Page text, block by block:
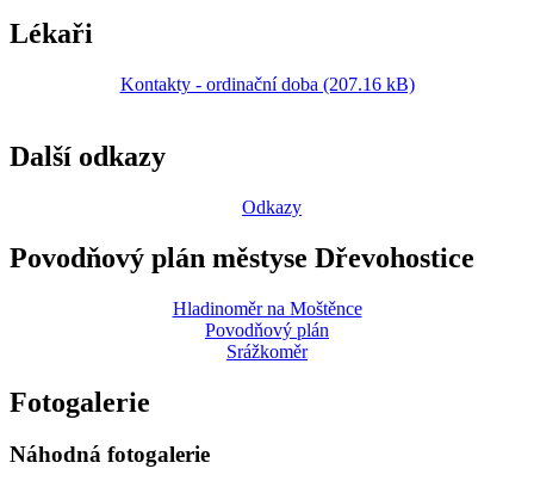
Lékaři
Kontakty - ordinační doba (207.16 kB)
Další odkazy
Odkazy
Povodňový plán městyse Dřevohostice
Hladinoměr na Moštěnce
Povodňový plán
Srážkoměr
Fotogalerie
Náhodná fotogalerie